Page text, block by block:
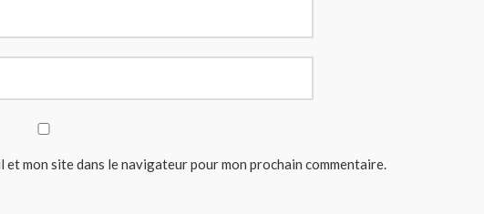
et mon site dans le navigateur pour mon prochain commentaire.